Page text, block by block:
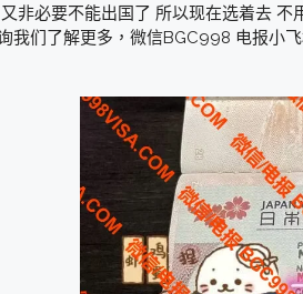
非必要不能出国了 所以现在选着去
我们了解更多，微信BGC998 电报小